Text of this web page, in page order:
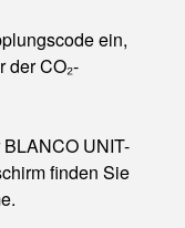
ein,
der CO₂-
UNIT-
finden Sie